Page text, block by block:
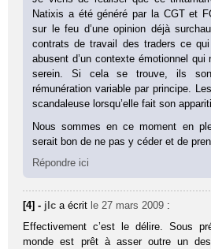
Natixis a été généré par la CGT et
sur le feu d’une opinion déjà
contrats de travail des traders ce
abusent d’un contexte émotionnel
serein. Si cela se trouve, ils
rémunération variable par principe.
scandaleuse lorsqu’elle fait son
Nous sommes en ce moment en
serait bon de ne pas y céder et de
Répondre ici
[4] - jlc a écrit le 27 mars 2009 :
Effectivement c’est le délire. Sous
monde est prêt à asser outre un